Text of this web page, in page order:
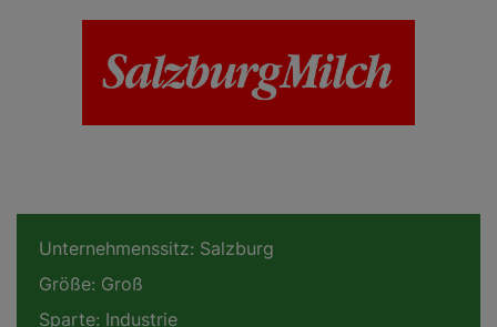
Unternehmenssitz: Salzburg
Größe: Groß
Sparte: Industrie